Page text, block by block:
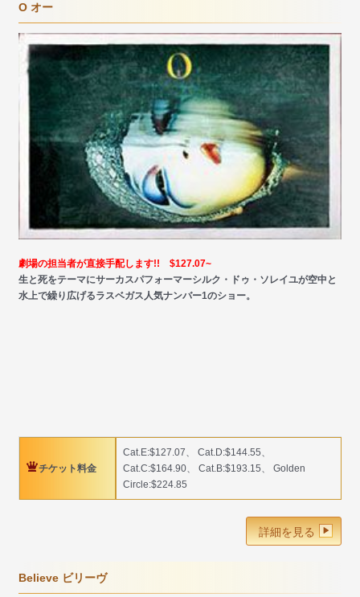
O オー
劇場の担当者が直接手配します!! $127.07~
生と死をテーマにサーカスパフォーマーシルク・ドゥ・ソレイユが空中と
水上で繰り広げるラスベガス人気ナンバー1のショー。
チケット料金
Cat.E:$127.07、 Cat.D:$144.55、
Cat.C:$164.90、 Cat.B:$193.15、 Golden
Circle:$224.85
詳細を見る
Believe ビリーヴ